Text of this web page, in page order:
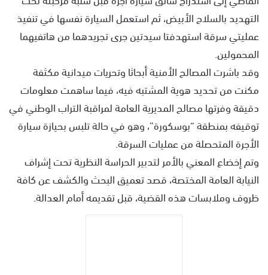
التهديد بالسلاح الأبيض، ثم استعمل السيارة نفسها في تنفيذ
عمليتي سرقة استهدفتا سيدتين جرى تجريدهما من هاتفيهما
المحمولين.
وقد باشرت المصالح الأمنية أبحاثا وتحريات ميدانية مكثفة
مكنت من تحديد هوية المشتبه فيه، فيما ساهمت معلومات
دقيقة وفرتها مصالح المديرية العامة لمراقبة التراب الوطني في
توقيفه بمنطقة “بوسكورة”، وهو في حالة تلبس بحيازة سيارة
الأجرة المتحصلة من عمليات السرقة.
وتم إخضاع المعني بالأمر لتدبير الحراسة النظرية تحت إشراف
النيابة العامة المختصة، قصد تعميق البحث والكشف عن كافة
ظروف وملابسات هذه القضية، قبل تقديمه أمام العدالة.